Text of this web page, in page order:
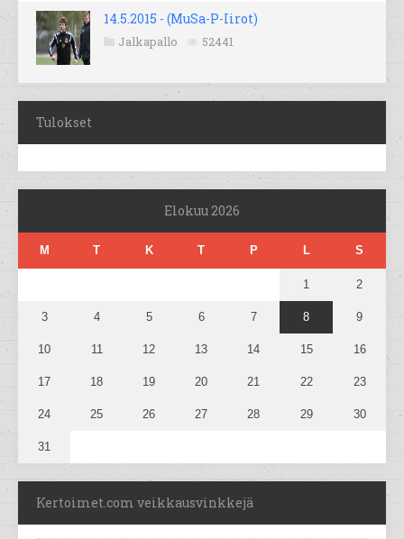
14.5.2015 - (MuSa-P-Iirot)
Jalkapallo 52441
Tulokset
Elokuu 2026
M T K T P L S
1 2
3 4 5 6 7 8 9
10 11 12 13 14 15 16
17 18 19 20 21 22 23
24 25 26 27 28 29 30
31
Kertoimet.com veikkausvinkkejä